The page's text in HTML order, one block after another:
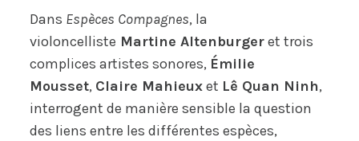
Dans Espèces Compagnes, la
violoncelliste Martine Altenburgeret trois
complices artistes sonores, Émilie
Mousset, Claire Mahieuxet Lê Quan Ninh,
interrogent de manière sensible la question
des liens entre les différentes espèces,